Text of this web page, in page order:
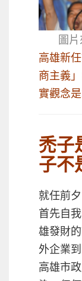
圖
高雄新
商主義
實觀念
禿子
子不
就任前
首先自
雄發財
外企業
高雄市